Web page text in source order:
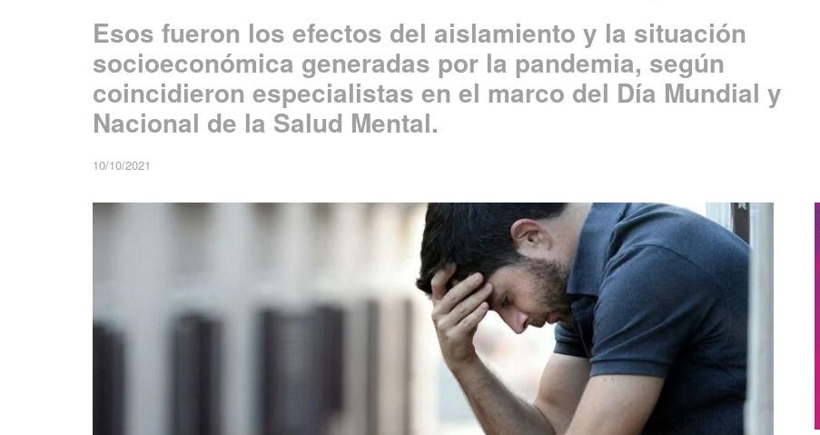
Esos fueron los efectos del aislamiento y la situación
socioeconómica generadas por la pandemia, según
coincidieron especialistas en el marco del Día Mundial y
Nacional de la Salud Mental.
10/10/2021